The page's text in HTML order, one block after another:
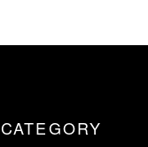
CATEGORY